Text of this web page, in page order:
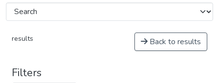
results Back to results
Filters